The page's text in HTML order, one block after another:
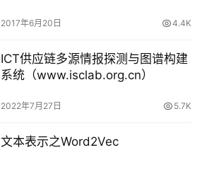
2017年6月20日 4.4K
ICT供应链多源情报探测与图谱构建
系统（www.isclab.org.cn）
2022年7月27日 5.7K
文本表示之Word2Vec